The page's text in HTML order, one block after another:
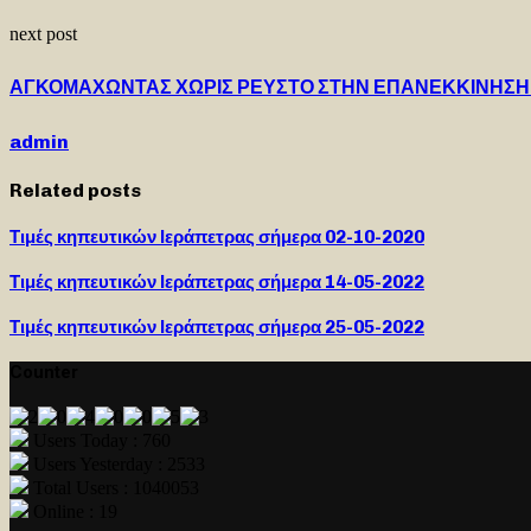
next post
ΑΓΚΟΜΑΧΩΝΤΑΣ ΧΩΡΙΣ ΡΕΥΣΤΟ ΣΤΗΝ
admin
Related posts
Τιμές κηπευτικών Ιεράπετρας σήμερα 02-10-2020
Τιμές κηπευτικών Ιεράπετρας σήμερα 14-05-2022
Τιμές κηπευτικών Ιεράπετρας σήμερα 25-05-2022